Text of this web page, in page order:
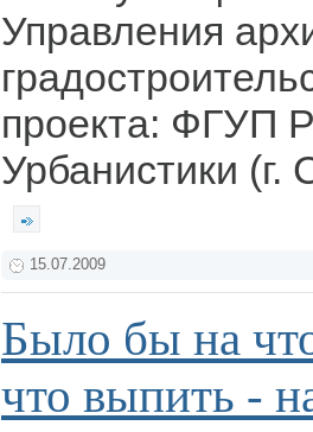
Управления
проекта: ФГУП
Урбанистики (г.
15.07.2009
Было бы на
что выпить -